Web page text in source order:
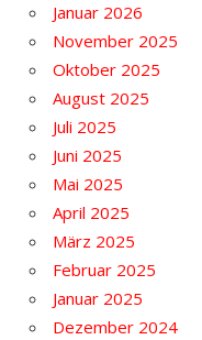
Januar 2026
November 2025
Oktober 2025
August 2025
Juli 2025
Juni 2025
Mai 2025
April 2025
März 2025
Februar 2025
Januar 2025
Dezember 2024